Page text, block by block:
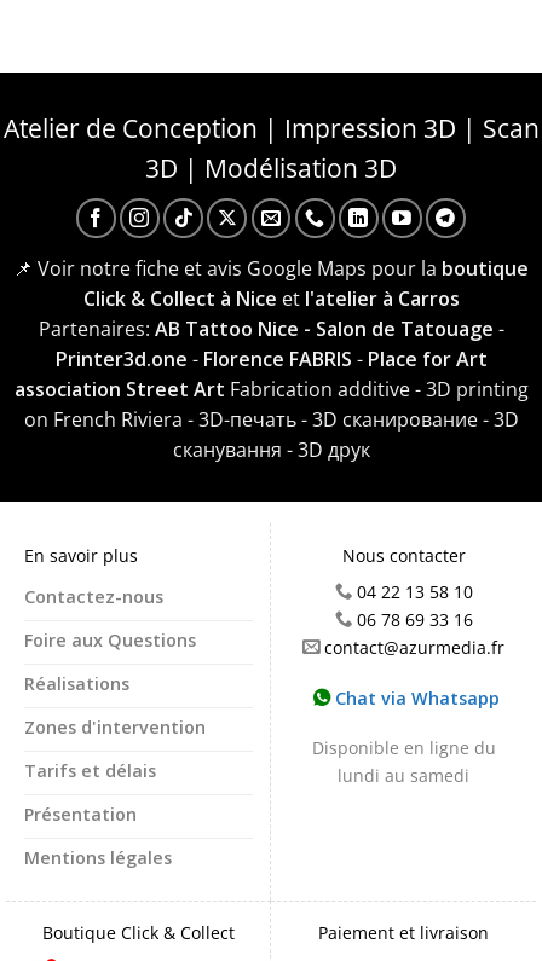
Atelier de Conception | Impression 3D | Scan
3D | Modélisation 3D
📌 Voir notre fiche et avis Google Maps pour la boutique
Click & Collect à Nice et l'atelier à Carros
Partenaires: AB Tattoo Nice - Salon de Tatouage -
Printer3d.one - Florence FABRIS - Place for Art
association Street Art Fabrication additive - 3D printing
on French Riviera - 3D-печать - 3D сканирование - 3D
сканування - 3D друк
En savoir plus
Contactez-nous
Foire aux Questions
Réalisations
Zones d'intervention
Tarifs et délais
Présentation
Mentions légales
Nous contacter
04 22 13 58 10
06 78 69 33 16
contact@azurmedia.fr
Chat via Whatsapp
Disponible en ligne du
lundi au samedi
Boutique Click & Collect
Paiement et livraison